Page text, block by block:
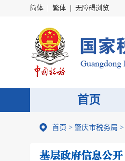
简体 繁体 无障碍浏览
首页
首页 > 肇庆市税务局 >